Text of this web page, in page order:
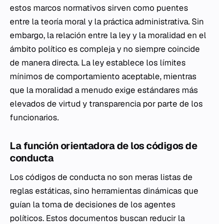
estos marcos normativos sirven como puentes
entre la teoría moral y la práctica administrativa. Sin
embargo, la relación entre la ley y la moralidad en el
ámbito político es compleja y no siempre coincide
de manera directa. La ley establece los límites
mínimos de comportamiento aceptable, mientras
que la moralidad a menudo exige estándares más
elevados de virtud y transparencia por parte de los
funcionarios.
La función orientadora de los códigos de
conducta
Los códigos de conducta no son meras listas de
reglas estáticas, sino herramientas dinámicas que
guían la toma de decisiones de los agentes
políticos. Estos documentos buscan reducir la